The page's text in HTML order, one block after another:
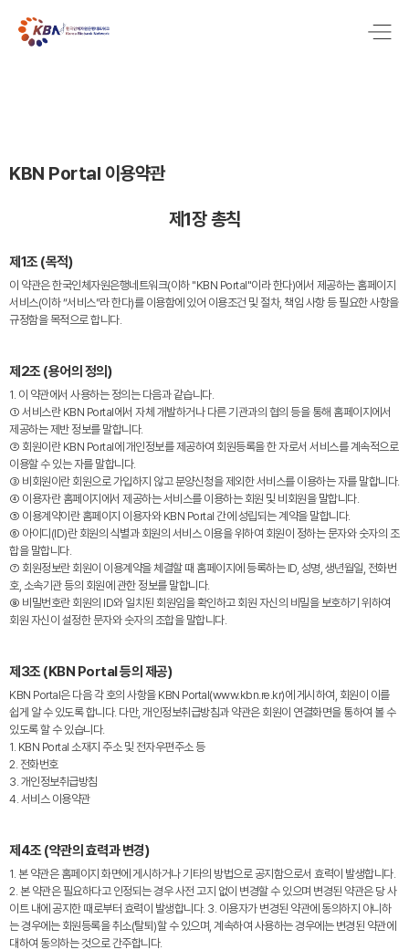
KBN Portal 이용약관
제1장 총칙
제1조 (목적)
이 약관은 한국인체자원은행네트워크(이하 "KBN Portal"이라 한다)에서 제공하는 홈페이지
서비스(이하 “서비스”라 한다)를 이용함에 있어 이용조건 및 절차, 책임 사항 등 필요한 사항을
규정함을 목적으로 합니다.
제2조 (용어의 정의)
1. 이 약관에서 사용하는 정의는 다음과 같습니다.
① 서비스란 KBN Portal에서 자체 개발하거나 다른 기관과의 협의 등을 통해 홈페이지에서
제공하는 제반 정보를 말합니다.
② 회원이란 KBN Portal에 개인정보를 제공하여 회원등록을 한 자로서 서비스를 계속적으로
이용할 수 있는 자를 말합니다.
③ 비회원이란 회원으로 가입하지 않고 분양신청을 제외한 서비스를 이용하는 자를 말합니다.
④ 이용자란 홈페이지에서 제공하는 서비스를 이용하는 회원 및 비회원을 말합니다.
⑤ 이용계약이란 홈페이지 이용자와 KBN Portal 간에 성립되는 계약을 말합니다.
⑥ 아이디(ID)란 회원의 식별과 회원의 서비스 이용을 위하여 회원이 정하는 문자와 숫자의 조
합을 말합니다.
⑦ 회원정보란 회원이 이용계약을 체결할 때 홈페이지에 등록하는 ID, 성명, 생년월일, 전화번
호, 소속기관 등의 회원에 관한 정보를 말합니다.
⑧ 비밀번호란 회원의 ID와 일치된 회원임을 확인하고 회원 자신의 비밀을 보호하기 위하여
회원 자신이 설정한 문자와 숫자의 조합을 말합니다.
제3조 (KBN Portal 등의 제공)
KBN Portal은 다음 각 호의 사항을 KBN Portal(www.kbn.re.kr)에 게시하여, 회원이 이를
쉽게 알 수 있도록 합니다. 다만, 개인정보취급방침과 약관은 회원이 연결화면을 통하여 볼 수
있도록 할 수 있습니다.
1. KBN Portal 소재지 주소 및 전자우편주소 등
2. 전화번호
3. 개인정보취급방침
4. 서비스 이용약관
제4조 (약관의 효력과 변경)
1. 본 약관은 홈페이지 화면에 게시하거나 기타의 방법으로 공지함으로서 효력이 발생합니다.
2. 본 약관은 필요하다고 인정되는 경우 사전 고지 없이 변경할 수 있으며 변경된 약관은 당 사
이트 내에 공지한 때로부터 효력이 발생합니다. 3. 이용자가 변경된 약관에 동의하지 아니하
는 경우에는 회원등록을 취소(탈퇴)할 수 있으며, 계속하여 사용하는 경우에는 변경된 약관에
대하여 동의하는 것으로 간주합니다.